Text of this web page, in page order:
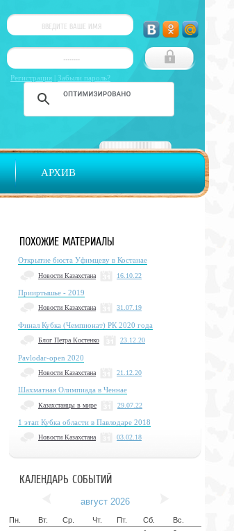
АРХИВ
Регистрация | Забыли пароль?
ПОХОЖИЕ МАТЕРИАЛЫ
Открытие бюста Уфимцеву в Костанае
Новости Казахстана 16.10.22
Прииртышье - 2019
Новости Казахстана 31.07.19
Финал Кубка (Чемпионат) РК 2020 года
Блог Петра Костенко 23.12.20
Pavlodar-open 2020
Новости Казахстана 21.12.20
Шахматная Олимпиада в Ченнае
Казахстанцы в мире 29.07.22
1 этап Кубка области в Павлодаре 2018
Новости Казахстана 03.02.18
КАЛЕНДАРЬ СОБЫТИЙ
август 2026
Пн. Вт. Ср. Чт. Пт. Сб.
Вс.